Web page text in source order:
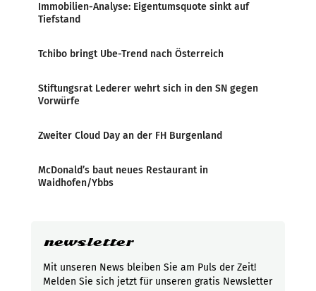
Immobilien-Analyse: Eigentumsquote sinkt auf
Tiefstand
Tchibo bringt Ube-Trend nach Österreich
Stiftungsrat Lederer wehrt sich in den SN gegen
Vorwürfe
Zweiter Cloud Day an der FH Burgenland
McDonald’s baut neues Restaurant in
Waidhofen/Ybbs
newsletter
Mit unseren News bleiben Sie am Puls der Zeit!
Melden Sie sich jetzt für unseren gratis Newsletter